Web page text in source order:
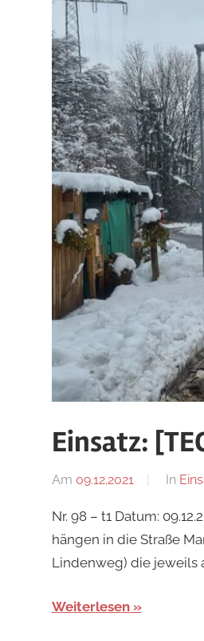
Einsatz:
Am 09.12.2021
Von
In
Nr. 98 – t1 Datum:
hängen in die Straße
Lindenweg) die jeweils
Weiterlesen